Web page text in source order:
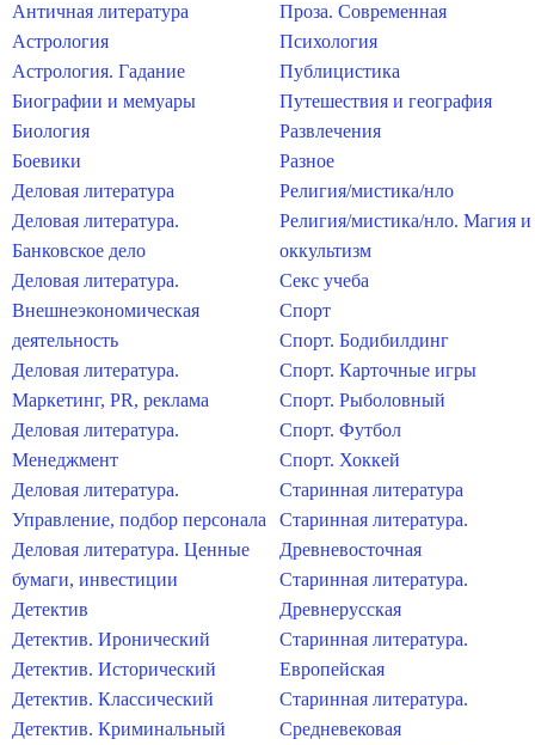
Античная литература
Астрология
Астрология. Гадание
Биографии и мемуары
Биология
Боевики
Деловая литература
Деловая литература.
Банковское дело
Деловая литература.
Внешнеэкономическая
деятельность
Деловая литература.
Маркетинг, PR, реклама
Деловая литература.
Менеджмент
Деловая литература.
Управление, подбор персонала
Деловая литература. Ценные
бумаги, инвестиции
Детектив
Детектив. Иронический
Детектив. Исторический
Детектив. Классический
Детектив. Криминальный
Проза. Современная
Психология
Публицистика
Путешествия и география
Развлечения
Разное
Религия/мистика/нло
Религия/мистика/нло. Магия и
оккультизм
Секс учеба
Спорт
Спорт. Бодибилдинг
Спорт. Карточные игры
Спорт. Рыболовный
Спорт. Футбол
Спорт. Хоккей
Старинная литература
Старинная литература.
Древневосточная
Старинная литература.
Древнерусская
Старинная литература.
Европейская
Старинная литература.
Средневековая